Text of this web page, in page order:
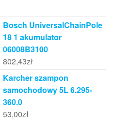
Bosch UniversalChainPole
18 1 akumulator
06008B3100
802,43zł
Karcher szampon
samochodowy 5L 6.295-
360.0
53,00zł